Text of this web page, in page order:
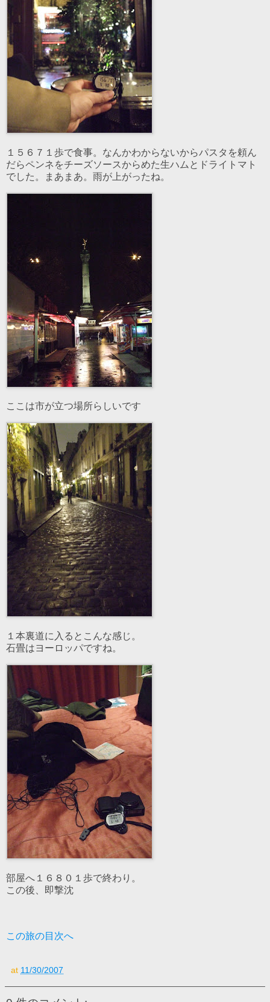
１５６７１歩で食事。なんかわからないからパスタを頼ん
だらペンネをチーズソースからめた生ハムとドライトマト
でした。まあまあ。雨が上がったね。
ここは市が立つ場所らしいです
１本裏道に入るとこんな感じ。
石畳はヨーロッパですね。
部屋へ１６８０１歩で終わり。
この後、即撃沈
この旅の目次へ
at 11/30/2007